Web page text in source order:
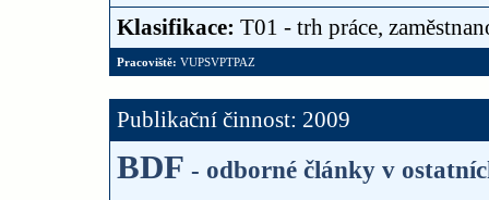
Klasifikace: T01 - trh práce,
Pracoviště: VUPSVPTPAZ
Publikační činnost: 2009
BDF - odborné články v